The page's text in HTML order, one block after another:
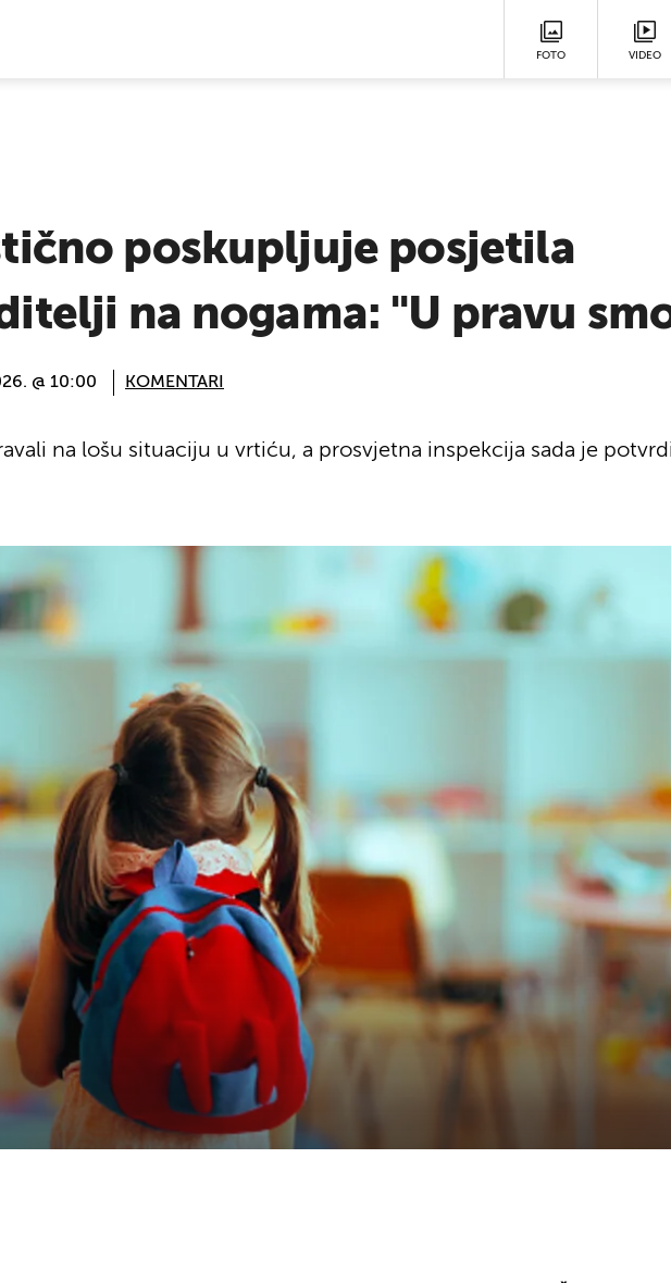
FOTO VIDEO
poskupljuje posjetila
na nogama: "U pravu
@ 10:00 KOMENTARI
na lošu situaciju u vrtiću, a prosvjetna inspekcija sada je